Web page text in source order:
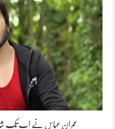
عمران عباس نے اب تک